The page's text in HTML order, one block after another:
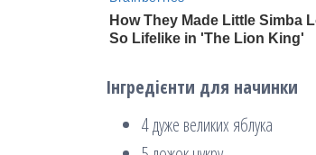
Інгредієнти для начинки
4 дуже великих яблука